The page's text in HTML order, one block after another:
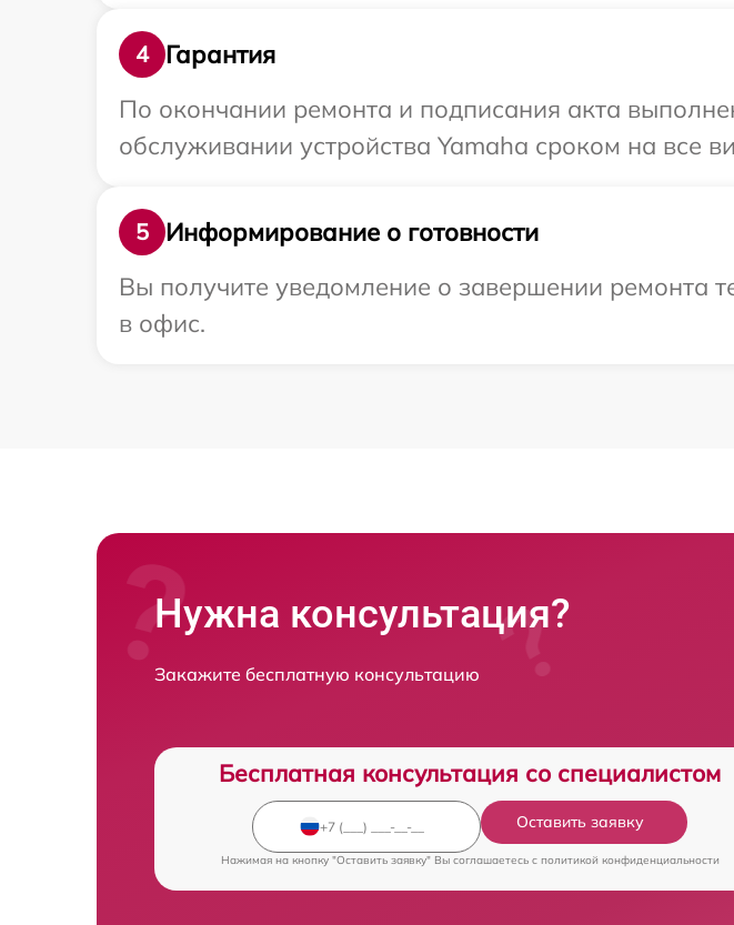
4
Гарантия
По окончании ремонта и подписания акта
обслуживании устройства Yamaha сроком на все
5
Информирование о готовности
Вы получите уведомление о завершении ремонта
в офис.
Нужна консультация?
Закажите бесплатную консультацию
Бесплатная консультация со специалистом
Оставить заявку
Нажимая на кнопку "Оставить заявку" Вы соглашаетесь c политикой конфиденциальности